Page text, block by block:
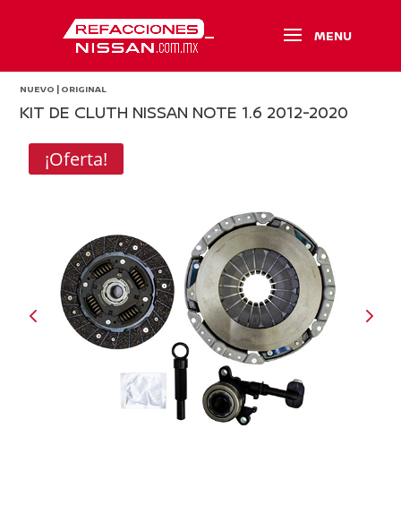
NUEVO | ORIGINAL
KIT DE CLUTH NISSAN NOTE 1.6 2012-2020
¡Oferta!